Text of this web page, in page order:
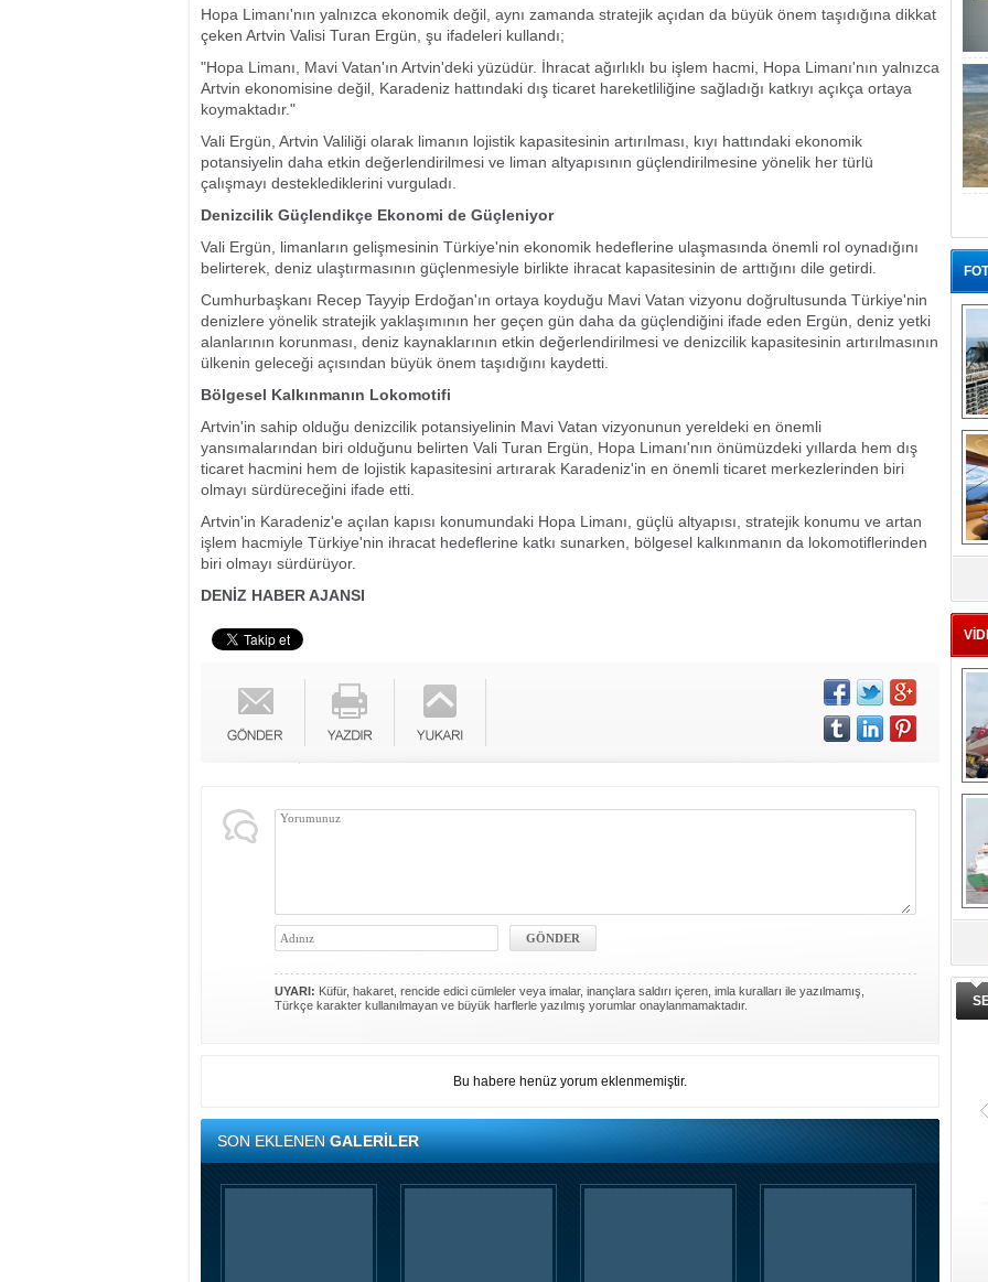
Hopa Limanı'nın yalnızca ekonomik değil, aynı zamanda stratejik açıdan da büyük önem taşıdığına dikkat
çeken Artvin Valisi Turan Ergün, şu ifadeleri kullandı;
"Hopa Limanı, Mavi Vatan'ın Artvin'deki yüzüdür. İhracat ağırlıklı bu işlem hacmi, Hopa Limanı'nın yalnızca
Artvin ekonomisine değil, Karadeniz hattındaki dış ticaret hareketliliğine sağladığı katkıyı açıkça ortaya
koymaktadır."
Vali Ergün, Artvin Valiliği olarak limanın lojistik kapasitesinin artırılması, kıyı hattındaki ekonomik
potansiyelin daha etkin değerlendirilmesi ve liman altyapısının güçlendirilmesine yönelik her türlü
çalışmayı desteklediklerini vurguladı.
Denizcilik Güçlendikçe Ekonomi de Güçleniyor
Vali Ergün, limanların gelişmesinin Türkiye'nin ekonomik hedeflerine ulaşmasında önemli rol oynadığını
belirterek, deniz ulaştırmasının güçlenmesiyle birlikte ihracat kapasitesinin de arttığını dile getirdi.
Cumhurbaşkanı Recep Tayyip Erdoğan'ın ortaya koyduğu Mavi Vatan vizyonu doğrultusunda Türkiye'nin
denizlere yönelik stratejik yaklaşımının her geçen gün daha da güçlendiğini ifade eden Ergün, deniz yetki
alanlarının korunması, deniz kaynaklarının etkin değerlendirilmesi ve denizcilik kapasitesinin artırılmasının
ülkenin geleceği açısından büyük önem taşıdığını kaydetti.
Bölgesel Kalkınmanın Lokomotifi
Artvin'in sahip olduğu denizcilik potansiyelinin Mavi Vatan vizyonunun yereldeki en önemli
yansımalarından biri olduğunu belirten Vali Turan Ergün, Hopa Limanı'nın önümüzdeki yıllarda hem dış
ticaret hacmini hem de lojistik kapasitesini artırarak Karadeniz'in en önemli ticaret merkezlerinden biri
olmayı sürdüreceğini ifade etti.
Artvin'in Karadeniz'e açılan kapısı konumundaki Hopa Limanı, güçlü altyapısı, stratejik konumu ve artan
işlem hacmiyle Türkiye'nin ihracat hedeflerine katkı sunarken, bölgesel kalkınmanın da lokomotiflerinden
biri olmayı sürdürüyor.
DENİZ HABER AJANSI
UYARI: Küfür, hakaret, rencide edici cümleler veya imalar, inançlara saldırı içeren, imla kuralları ile yazılmamış,
Türkçe karakter kullanılmayan ve büyük harflerle yazılmış yorumlar onaylanmamaktadır.
Bu habere henüz yorum eklenmemiştir.
SON EKLENENGALERİLER